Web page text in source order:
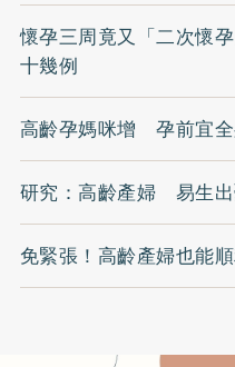
懷孕三周竟又「二次懷
十幾例
高齡孕媽咪增 孕前宜
研究：高齡產婦 易生
免緊張！高齡產婦也能